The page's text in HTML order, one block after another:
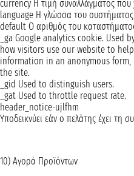
currency Η τιμή συναλλάγματος που
language Η γλώσσα του συστήματος
default Ο αριθμός του
_ga Google analytics cookie.
how visitors use our website to
information in an anonymous
the site.
_gid Used to distinguish users.
_gat Used to throttle request rate.
header_notice-ujlfhm
Υποδεικνύει εάν ο πελάτης έχει τη
10) Αγορά Προϊόντων